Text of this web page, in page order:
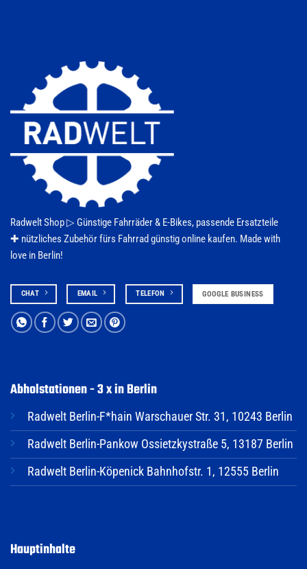
gewählt
werden
Radwelt Shop ▷ Günstige Fahrräder & E-Bikes, passende Ersatzteile
✚ nützliches Zubehör fürs Fahrrad günstig online kaufen. Made with
love in Berlin!
CHAT EMAIL TELEFON GOOGLE BUSINESS
Abholstationen - 3 x in Berlin
Radwelt Berlin-F*hain Warschauer Str. 31, 10243 Berlin
Radwelt Berlin-Pankow Ossietzkystraße 5, 13187 Berlin
Radwelt Berlin-Köpenick Bahnhofstr. 1, 12555 Berlin
Hauptinhalte